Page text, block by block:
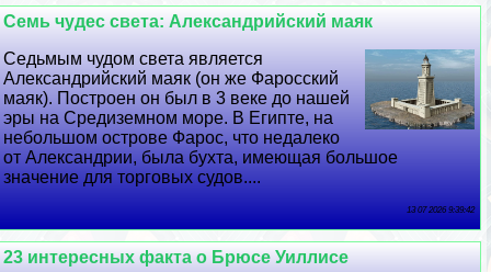
Семь чудес света: Александрийский маяк
Седьмым чудом света является
Александрийский маяк (он же Фаросский
маяк). Построен он был в 3 веке до нашей
эры на Средиземном море. В Египте, на
небольшом острове Фарос, что недалеко
от Александрии, была бухта, имеющая большое
значение для торговых судов....
13 07 2026 9:39:42
23 интересных факта о Брюсе Уиллисе